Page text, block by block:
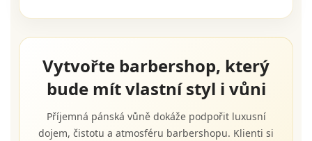
Vytvořte barbershop, který
bude mít vlastní styl i vůni
Příjemná pánská vůně dokáže podpořit luxusní
dojem, čistotu a atmosféru barbershopu. Klienti si